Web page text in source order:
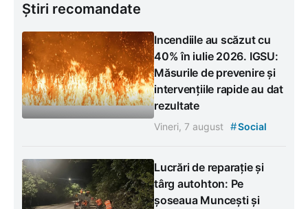
Știri recomandate
Incendiile au scăzut cu
40% în iulie 2026. IGSU:
Măsurile de prevenire și
intervențiile rapide au dat
rezultate
Vineri, 7 august #Social
Lucrări de reparație și
târg autohton: Pe
șoseaua Muncești și